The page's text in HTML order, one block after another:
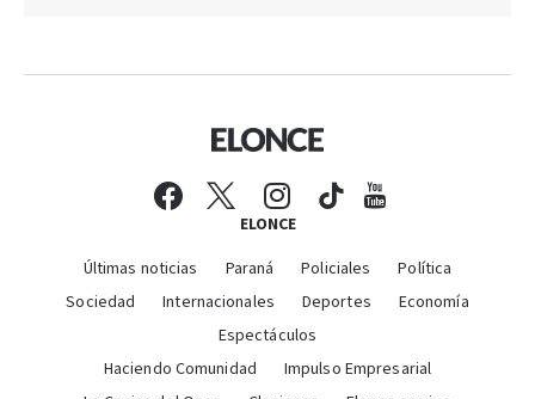
ELONCE
Últimas noticias Paraná Policiales
Política
Sociedad
Internacionales Deportes
Economía
Espectáculos
Haciendo Comunidad
Impulso Empresarial